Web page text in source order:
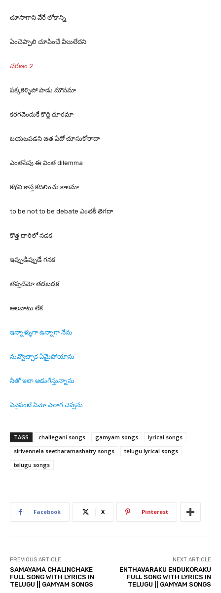
చూసాగాని వేరే లోకాన్ని
ఏంచెప్పాలి చూపించే వీలులేదని
చరణం 2
పక్కకెళ్ళిపో పాడు మౌనమా
కరగవెందుకే కొద్ది దూరమా
బయటపడని జత ఏదో చూసుకోరాదా
ఎంతసేపు ఈ వింత dilemma
కథని కాస్త కదిలించు కాలమా
to be not to be debate ఎంతకీ తెగదా
కొత్త దారిలో నడక
ఇప్పుడిప్పుడే గనక
తప్పదేమో తడబడక
అలవాటు లేక
ఇన్నాళ్ళుగా ఉన్నాగా నేను
నువ్వొచ్చాక ఏమైపోయాను
నీతో ఇలా అడుగేస్తున్నాను
ఏవైపంటే ఏమో ఎలాగ చెప్పను
TAGS challegani songs gamyam songs
lyrical songs
sirivennela seetharamashatry songs
telugu lyrical songs
telugu songs
Facebook X Pinterest
PREVIOUS ARTICLE
SAMAYAMA CHALINCHAKE
FULL SONG WITH LYRICS IN
TELUGU || GAMYAM SONGS
NEXT ARTICLE
ENTHAVARAKU ENDUKORAKU
FULL SONG WITH LYRICS IN
TELUGU || GAMYAM SONGS